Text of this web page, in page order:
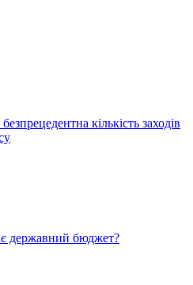
кількість заходів
державний бюджет?